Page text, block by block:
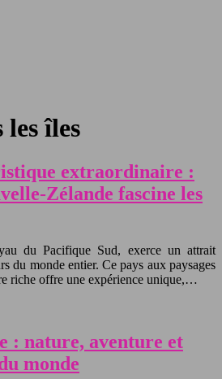
les îles
extraordinaire :
Zélande fascine les
du Pacifique Sud, exerce un attrait
du monde entier. Ce pays aux paysages
riche offre une expérience unique,…
: nature, aventure et
monde